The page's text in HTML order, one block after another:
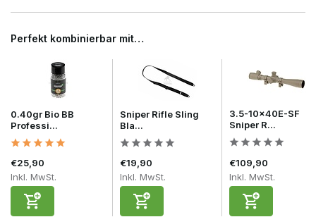
Perfekt kombinierbar mit…
0.40gr Bio BB
Professi...
€25,90
Inkl. MwSt.
Sniper Rifle Sling
Bla...
€19,90
Inkl. MwSt.
3.5-10x40E-SF
Sniper R...
€109,90
Inkl. MwSt.